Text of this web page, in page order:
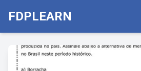
FDPLEARN